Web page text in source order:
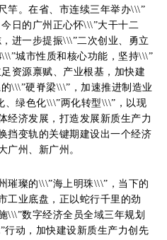
竿。在省、市连续三年举办\\\”
日的广州正心怀\\\”大干十二
进一步提振\\\”二次创业、勇立
城市性质和核心功能，坚持\\\”
资源禀赋、产业根基，加快建
\\\”硬脊梁\\\”，加速推进制造业
、绿色化\\\”两化转型\\\”，以现
经济发展，打造发展新质生产力
挡变轨的关键期建设出一个经济
广州、新广州。
璀璨的\\\”海上明珠\\\”，当下的
工业底盘，正以蛇行千里的劲
\\\”数字经济全员全域三年规划
行动，加快建设新质生产力创先